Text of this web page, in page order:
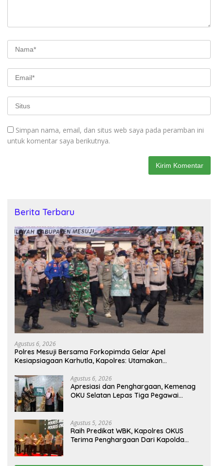
Simpan nama, email, dan situs web saya pada peramban ini
untuk komentar saya berikutnya.
Berita Terbaru
Agustus 6, 2026
Polres Mesuji Bersama Forkopimda Gelar Apel
Kesiapsiagaan Karhutla, Kapolres: Utamakan
Agustus 6, 2026
Apresiasi dan Penghargaan, Kemenag
OKU Selatan Lepas Tiga Pegawai
Agustus 5, 2026
Raih Predikat WBK, Kapolres OKUS
Terima Penghargaan Dari Kapolda